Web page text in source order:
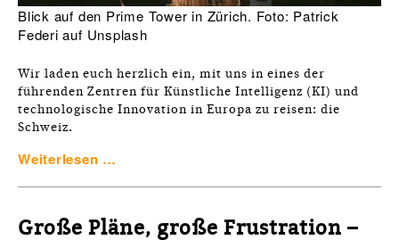
Blick auf den Prime Tower in Zürich. Foto: Patrick
Federi auf Unsplash
Wir laden euch herzlich ein, mit uns in eines der
führenden Zentren für Künstliche Intelligenz (KI) und
technologische Innovation in Europa zu reisen: die
Schweiz.
Weiterlesen …
Große Pläne, große Frustration –